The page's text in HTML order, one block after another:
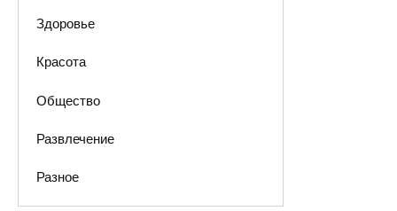
Здоровье
Красота
Общество
Развлечение
Разное